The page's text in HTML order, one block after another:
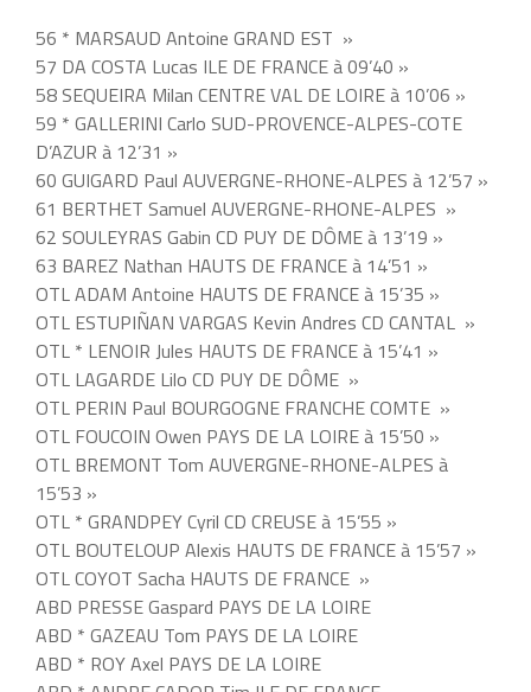
56 * MARSAUD Antoine GRAND EST »
57 DA COSTA Lucas ILE DE FRANCE à 09’40 »
58 SEQUEIRA Milan CENTRE VAL DE LOIRE à 10’06 »
59 * GALLERINI Carlo SUD-PROVENCE-ALPES-COTE
D’AZUR à 12’31 »
60 GUIGARD Paul AUVERGNE-RHONE-ALPES à 12’57 »
61 BERTHET Samuel AUVERGNE-RHONE-ALPES »
62 SOULEYRAS Gabin CD PUY DE DÔME à 13’19 »
63 BAREZ Nathan HAUTS DE FRANCE à 14’51 »
OTL ADAM Antoine HAUTS DE FRANCE à 15’35 »
OTL ESTUPIÑAN VARGAS Kevin Andres CD CANTAL »
OTL * LENOIR Jules HAUTS DE FRANCE à 15’41 »
OTL LAGARDE Lilo CD PUY DE DÔME »
OTL PERIN Paul BOURGOGNE FRANCHE COMTE »
OTL FOUCOIN Owen PAYS DE LA LOIRE à 15’50 »
OTL BREMONT Tom AUVERGNE-RHONE-ALPES à
15’53 »
OTL * GRANDPEY Cyril CD CREUSE à 15’55 »
OTL BOUTELOUP Alexis HAUTS DE FRANCE à 15’57 »
OTL COYOT Sacha HAUTS DE FRANCE »
ABD PRESSE Gaspard PAYS DE LA LOIRE
ABD * GAZEAU Tom PAYS DE LA LOIRE
ABD * ROY Axel PAYS DE LA LOIRE